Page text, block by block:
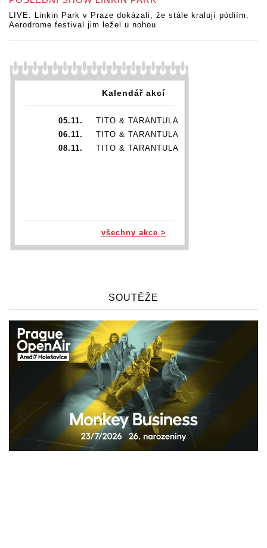
LIVE: Linkin Park v Praze dokázali, že stále kralují pódiím.
Aerodrome festival jim ležel u nohou
Kalendář akcí
05.11.
TITO & TARANTULA
06.11.
TITO & TARANTULA
08.11.
TITO & TARANTULA
všechny akce >
SOUTĚŽE